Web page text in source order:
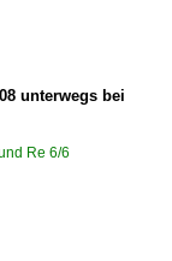
unterwegs bei
Re 6/6